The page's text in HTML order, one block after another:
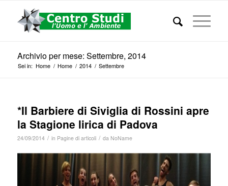
Archivio per mese: Settembre, 2014
Sei in: Home / Home / 2014 / Settembre
*Il Barbiere di Siviglia di Rossini apre
la Stagione lirica di Padova
24/09/2014 / in Pagine di articoli / da NoName